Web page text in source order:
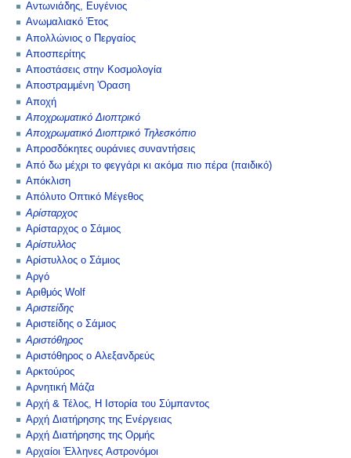
Αντωνιάδης, Ευγένιος
Ανωμαλιακό Έτος
Απολλώνιος ο Περγαίος
Αποσπερίτης
Αποστάσεις στην Κοσμολογία
Αποστραμμένη 'Οραση
Αποχή
Αποχρωματικό Διοπτρικό
Αποχρωματικό Διοπτρικό Τηλεσκόπιο
Απροσδόκητες ουράνιες συναντήσεις
Από δω μέχρι το φεγγάρι κι ακόμα πιο πέρα (παιδικό)
Απόκλιση
Απόλυτο Οπτικό Μέγεθος
Αρίσταρχος
Αρίσταρχος ο Σάμιος
Αρίστυλλος
Αρίστυλλος ο Σάμιος
Αργό
Αριθμός Wolf
Αριστείδης
Αριστείδης ο Σάμιος
Αριστόθηρος
Αριστόθηρος ο Αλεξανδρεύς
Αρκτούρος
Αρνητική Μάζα
Αρχή & Τέλος, Η Ιστορία του Σύμπαντος
Αρχή Διατήρησης της Ενέργειας
Αρχή Διατήρησης της Ορμής
Αρχαίοι Έλληνες Αστρονόμοι